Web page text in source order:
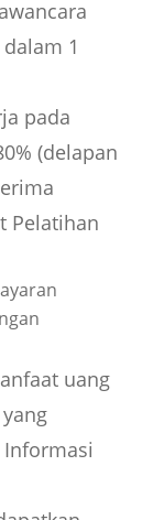
1
pada
(delapan
Pelatihan
uang